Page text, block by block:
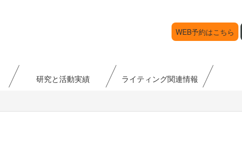
WEB予約はこちら
研究と活動実績 ライティング関連情報